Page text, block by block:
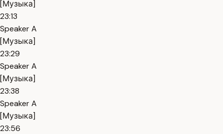
[Музыка]
23:13
Speaker A
[Музыка]
23:29
Speaker A
[Музыка]
23:38
Speaker A
[Музыка]
23:56